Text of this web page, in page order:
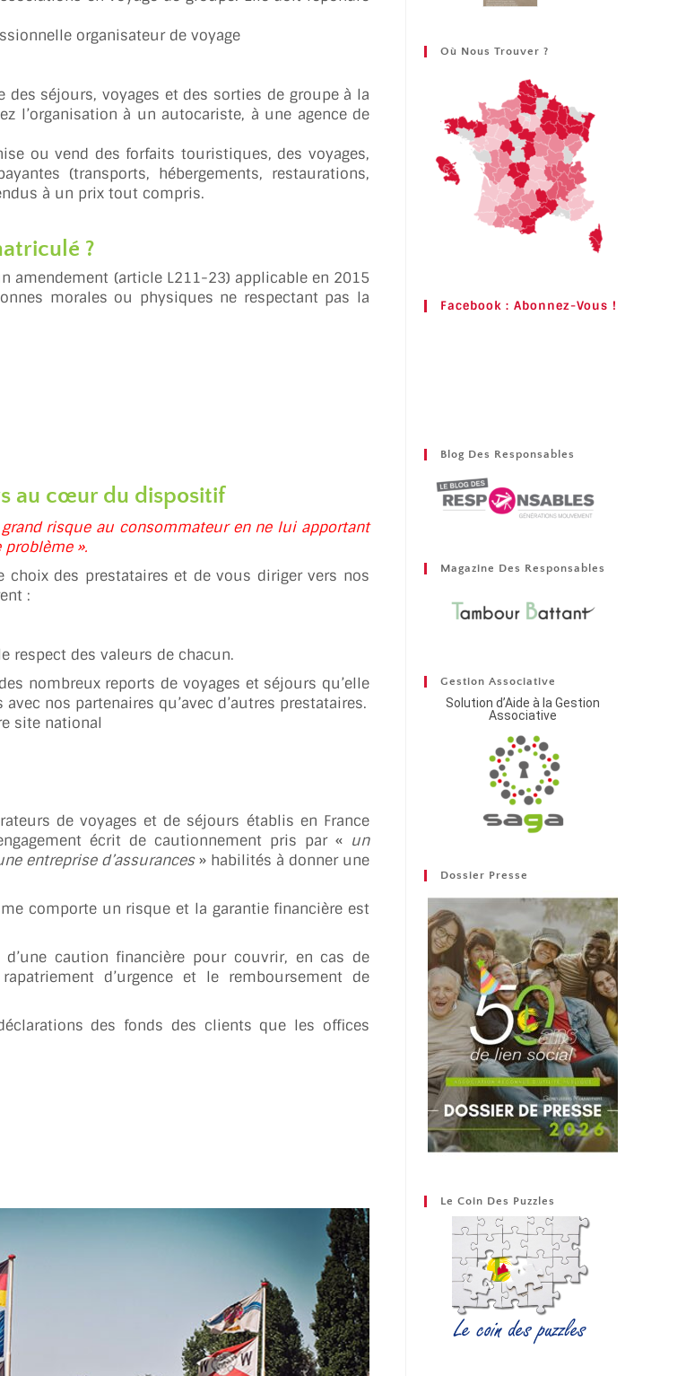
organisateur de voyage
séjours, voyages et des sorties de groupe à la
l’organisation à un autocariste, à une agence de
ou vend des forfaits touristiques, des voyages,
(transports, hébergements, restaurations,
à un prix tout compris.
?
amendement (article L211-23) applicable en 2015
morales ou physiques ne respectant pas la
au cœur du dispositif
risque au consommateur en ne lui apportant
».
choix des prestataires et de vous diriger vers nos
:
respect des valeurs de chacun.
nombreux reports de voyages et séjours qu’elle
nos partenaires qu’avec d’autres prestataires.
site national
de voyages et de séjours établis en France
écrit de cautionnement pris par « un
entreprise d’assurances» habilités à donner une
comporte un risque et la garantie financière est
caution financière pour couvrir, en cas de
d’urgence et le remboursement de
des fonds des clients que les offices
Où Nous Trouver ?
Facebook : Abonnez-Vous !
Blog Des Responsables
Magazine Des Responsables
Gestion Associative
Solution d’Aide à la Gestion
Associative
Dossier Presse
Le Coin Des Puzzles